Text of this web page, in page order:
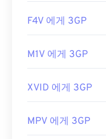
F4V 에게 3GP
M1V 에게 3GP
XVID 에게 3GP
MPV 에게 3GP